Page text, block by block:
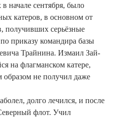
начале сентября, было
катеров, в основном от
получивших ­серьёзные
приказу командира базы
Трайнина. Измаил Зай­
на флагманском катере,
образом не получил даже
долго лечился, и после
флот. Учил